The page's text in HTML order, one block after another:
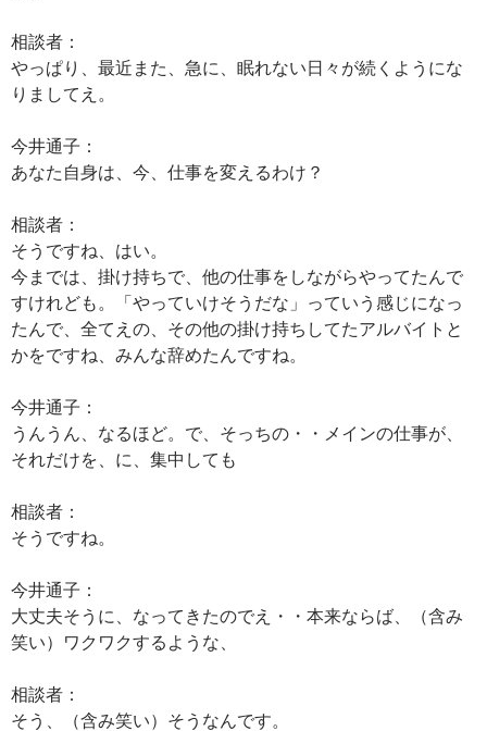
相談者：
やっぱり、最近また、急に、眠れない日々が続くようにな
りましてえ。
今井通子：
あなた自身は、今、仕事を変えるわけ？
相談者：
そうですね、はい。
今までは、掛け持ちで、他の仕事をしながらやってたんで
すけれども。「やっていけそうだな」っていう感じになっ
たんで、全てえの、その他の掛け持ちしてたアルバイトと
かをですね、みんな辞めたんですね。
今井通子：
うんうん、なるほど。で、そっちの・・メインの仕事が、
それだけを、に、集中しても
相談者：
そうですね。
今井通子：
大丈夫そうに、なってきたのでえ・・本来ならば、（含み
笑い）ワクワクするような、
相談者：
そう、（含み笑い）そうなんです。